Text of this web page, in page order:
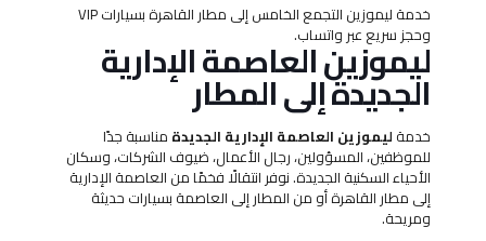
خدمة ليموزين التجمع الخامس إلى مطار القاهرة بسيارات VIP
وحجز سريع عبر واتساب.
ليموزين العاصمة الإدارية
الجديدة إلى المطار
خدمة ليموزين العاصمة الإدارية الجديدة مناسبة جدًا
للموظفين، المسؤولين، رجال الأعمال، ضيوف الشركات، وسكان
الأحياء السكنية الجديدة. نوفر انتقالًا فخمًا من العاصمة الإدارية
إلى مطار القاهرة أو من المطار إلى العاصمة بسيارات حديثة
ومريحة.